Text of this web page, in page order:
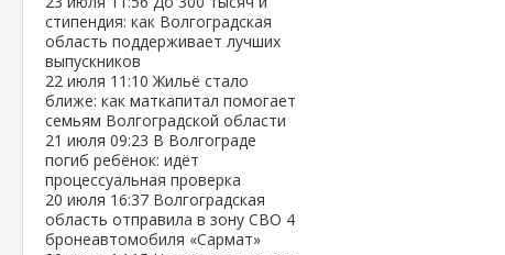
стипендия: как Волгоградская
область поддерживает лучших
выпускников
22 июля 11:10Жильё стало
ближе: как маткапитал помогает
семьям Волгоградской области
21 июля 09:23 В Волгограде
погиб ребёнок: идёт
процессуальная проверка
20 июля 16:37 Волгоградская
область отправила в зону СВО 4
бронеавтомобиля «Сармат»